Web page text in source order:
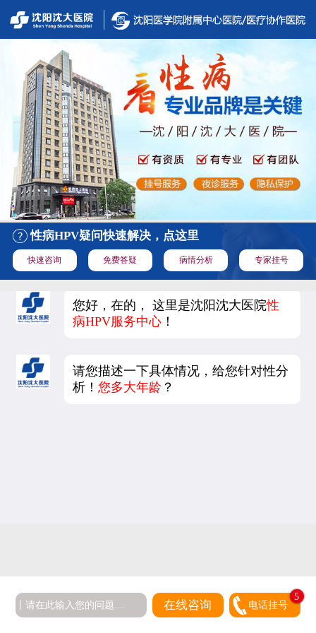
性病HPV疑问快速解决，点这里
快速咨询 免费答疑 病情分析 专家挂号
您好，在的， 这里是沈阳沈大医院性
病HPV服务中心 ！
请您描述一下具体情况，给您针对性分
析！您多大年龄 ？
在线咨询 电话挂号
5